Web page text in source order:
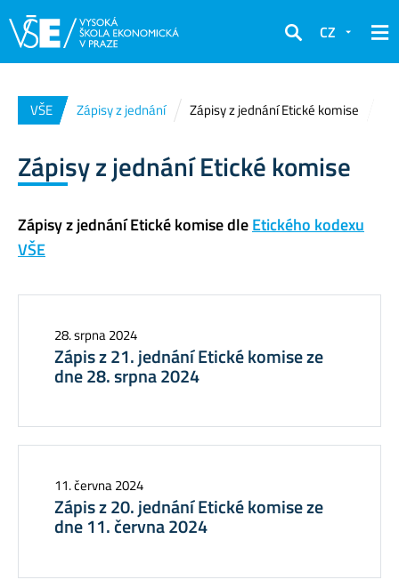
Hledat
CZ
VŠE Zápisy z jednání Zápisy z jednání Etické komise
Zápisy z jednání Etické komise
Zápisy z jednání Etické komise dleEtického kodexu
VŠE
28. srpna 2024
Zápis z 21. jednání Etické komise ze
dne 28. srpna 2024
11. června 2024
Zápis z 20. jednání Etické komise ze
dne 11. června 2024